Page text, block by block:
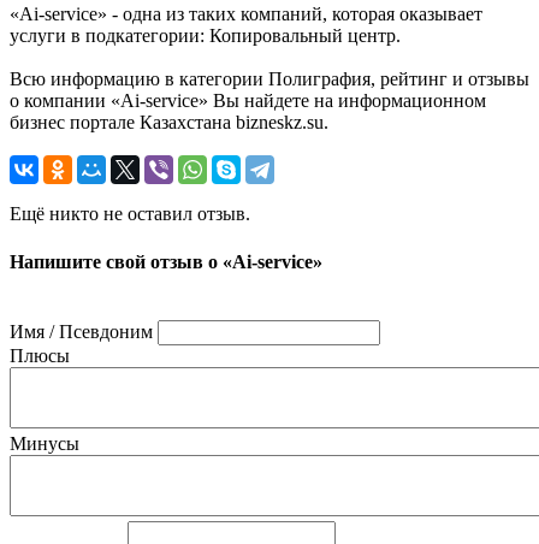
«Ai-service» - одна из таких компаний, которая оказывает
услуги в подкатегории: Копировальный центр.
Всю информацию в категории Полиграфия, рейтинг и отзывы
о компании «Ai-service» Вы найдете на информационном
бизнес портале Казахстана bizneskz.su.
Ещё никто не оставил отзыв.
Напишите свой отзыв о «Ai-service»
Имя / Псевдоним
Плюсы
Минусы